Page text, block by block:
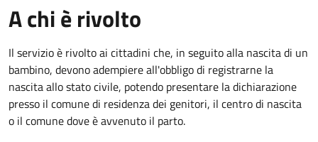
A chi è rivolto
Il servizio è rivolto ai cittadini che, in seguito alla nascita di un
bambino, devono adempiere all'obbligo di registrarne la
nascita allo stato civile, potendo presentare la dichiarazione
presso il comune di residenza dei genitori, il centro di nascita
o il comune dove è avvenuto il parto.